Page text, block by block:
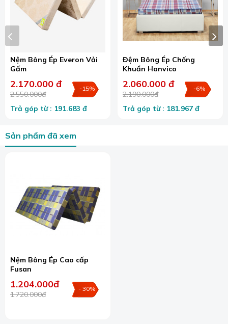
Nệm Bông Ép Everon Vải
Gấm
2.170.000 đ
2.550.000đ
-15%
Trả góp từ : 191.683 đ
Đệm Bông Ép Chống
Khuẩn Hanvico
2.060.000 đ
2.190.000đ
-6%
Trả góp từ : 181.967 đ
Sản phẩm đã xem
Nệm Bông Ép Cao cấp
Fusan
1.204.000đ
1.720.000đ
- 30%